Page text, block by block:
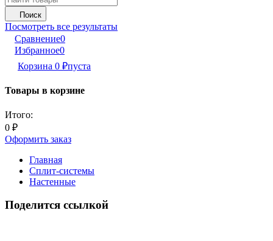
Поиск
Посмотреть все результаты
Сравнение0
Избранное0
Корзина 0 ₽пуста
Товары в корзине
Итого:
0 ₽
Оформить заказ
Главная
Сплит-системы
Настенные
Поделится ссылкой